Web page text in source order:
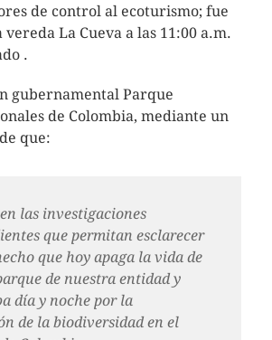
de control al ecoturismo; fue
vereda La Cueva a las 11:00 a.m.
.
gubernamental Parque
de Colombia, mediante un
que:
las investigaciones
que permitan esclarecer
que hoy apaga la vida de
de nuestra entidad y
día y noche por la
de la biodiversidad en el